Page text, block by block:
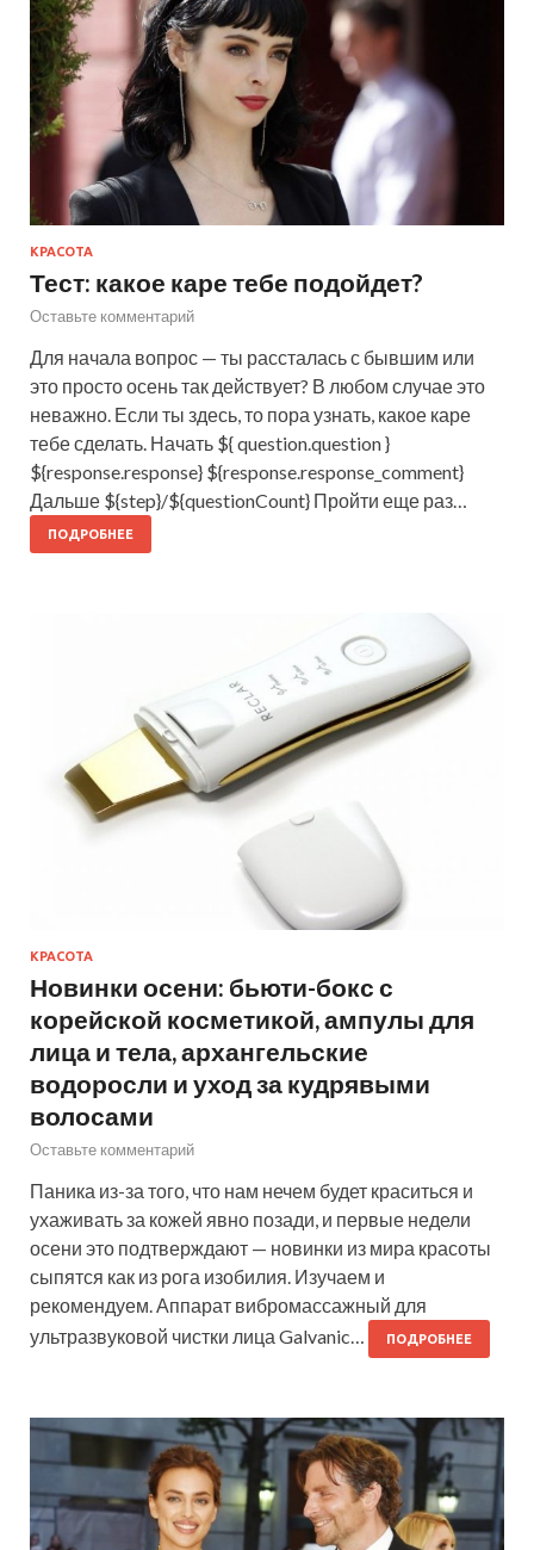
КРАСОТА
Тест: какое каре тебе подойдет?
Оставьте комментарий
Для начала вопрос — ты рассталась с бывшим или
это просто осень так действует? В любом случае это
неважно. Если ты здесь, то пора узнать, какое каре
тебе сделать. Начать ${ question.question }
${response.response} ${response.response_comment}
Дальше ${step}/${questionCount} Пройти еще раз…
ПОДРОБНЕЕ
КРАСОТА
Новинки осени: бьюти-бокс с
корейской косметикой, ампулы для
лица и тела, архангельские
водоросли и уход за кудрявыми
волосами
Оставьте комментарий
Паника из-за того, что нам нечем будет краситься и
ухаживать за кожей явно позади, и первые недели
осени это подтверждают — новинки из мира красоты
сыпятся как из рога изобилия. Изучаем и
рекомендуем. Аппарат вибромассажный для
ультразвуковой чистки лица Galvanic…
ПОДРОБНЕЕ